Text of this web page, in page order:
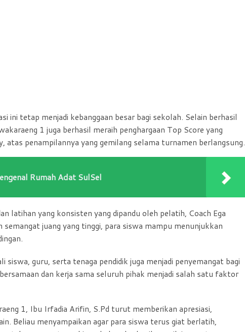
ini tetap menjadi kebanggaan besar bagi sekolah. Selain berhasil
1 juga berhasil meraih penghargaan Top Score yang
atas penampilannya yang gemilang selama turnamen berlangsung.
Rumah Adat SulSel
latihan yang konsisten yang dipandu oleh pelatih, Coach Ega
semangat juang yang tinggi, para siswa mampu menunjukkan
guru, serta tenaga pendidik juga menjadi penyemangat bagi
dan kerja sama seluruh pihak menjadi salah satu faktor
1, Ibu Irfadia Arifin, S.Pd turut memberikan apresiasi,
Beliau menyampaikan agar para siswa terus giat berlatih,